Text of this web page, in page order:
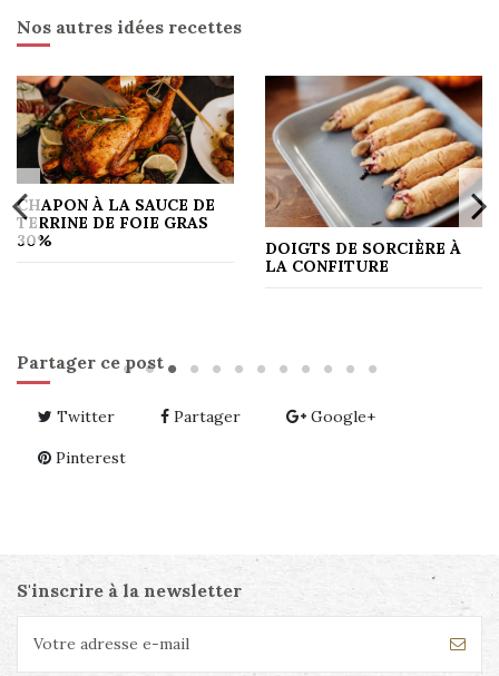
Nos autres idées recettes
CHAPON À LA SAUCE DE
TERRINE DE FOIE GRAS
30%
DOIGTS DE SORCIÈRE À
LA CONFITURE
Partager ce post
Twitter Partager Google+
Pinterest
S'inscrire à la newsletter